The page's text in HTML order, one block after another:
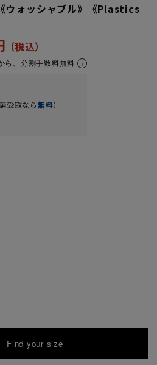
ウォッシャブル》《Plastics
ら。分割手数料無料
受取なら無料）
Find your size